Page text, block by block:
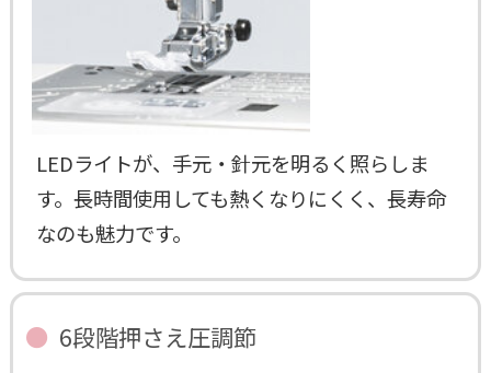
LEDライトが、手元・針元を明るく照らしま
す。長時間使用しても熱くなりにくく、長寿命
なのも魅力です。
6段階押さえ圧調節